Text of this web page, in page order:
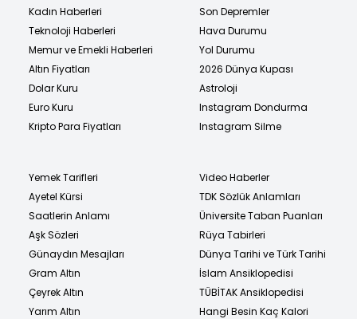
Kadın Haberleri
Teknoloji Haberleri
Memur ve Emekli Haberleri
Altın Fiyatları
Dolar Kuru
Euro Kuru
Kripto Para Fiyatları
Son Depremler
Hava Durumu
Yol Durumu
2026 Dünya Kupası
Astroloji
Instagram Dondurma
Instagram Silme
Yemek Tarifleri
Ayetel Kürsi
Saatlerin Anlamı
Aşk Sözleri
Günaydın Mesajları
Gram Altın
Çeyrek Altın
Yarım Altın
Video Haberler
TDK Sözlük Anlamları
Üniversite Taban Puanları
Rüya Tabirleri
Dünya Tarihi ve Türk Tarihi
İslam Ansiklopedisi
TÜBİTAK Ansiklopedisi
Hangi Besin Kaç Kalori